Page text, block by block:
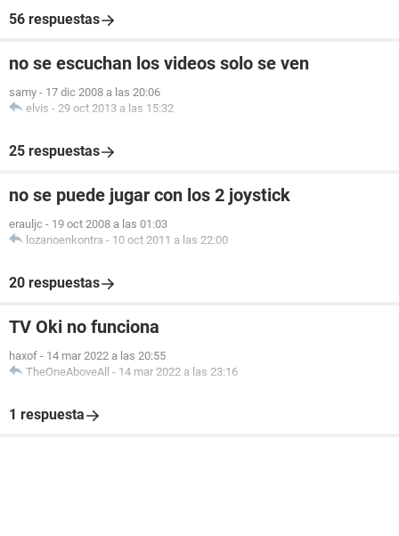
56 respuestas
no se escuchan los videos solo se ven
samy - 17 dic 2008 a las 20:06
elvis - 29 oct 2013 a las 15:32
25 respuestas
no se puede jugar con los 2 joystick
erauljc - 19 oct 2008 a las 01:03
lozanoenkontra - 10 oct 2011 a las 22:00
20 respuestas
TV Oki no funciona
haxof - 14 mar 2022 a las 20:55
TheOneAboveAll - 14 mar 2022 a las 23:16
1 respuesta